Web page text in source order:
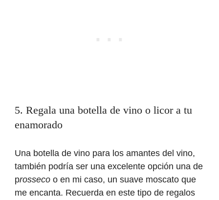
5. Regala una botella de vino o licor a tu
enamorado
Una botella de vino para los amantes del vino,
también podría ser una excelente opción una de
prosseco o en mi caso, un suave moscato que
me encanta. Recuerda en este tipo de regalos